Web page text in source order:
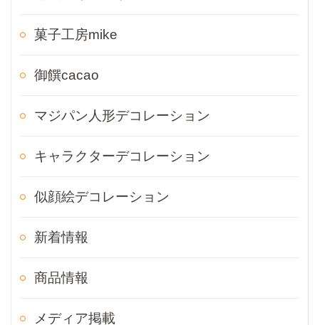
菓子工房mike
御饌cacao
マジパン人形デコレーション
キャラクターデコレーション
似顔絵デコレーション
新着情報
商品情報
メディア掲載